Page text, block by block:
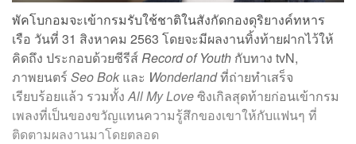
พัคโบกอมจะเข้ากรมรับใช้ชาติในสังกัดกองดุริยางค์ทหาร
เรือ วันที่ 31 สิงหาคม 2563 โดยจะมีผลงานทิ้งท้ายฝากไว้ให้
คิดถึง ประกอบด้วยซีรีส์ Record of Youth กับทาง tvN,
ภาพยนตร์ Seo Bok และ Wonderlandที่ถ่ายทำเสร็จ
เรียบร้อยแล้ว รวมทั้ง All My Loveซิงเกิลสุดท้ายก่อนเข้ากรม
เพลงที่เป็นของขวัญแทนความรู้สึกของเขาให้กับแฟนๆ ที่
ติดตามผลงานมาโดยตลอด